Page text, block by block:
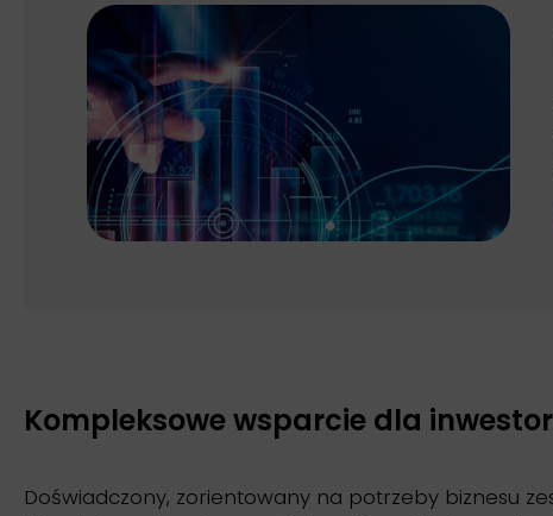
Kompleksowe wsparcie dla
Doświadczony, zorientowany na potrzeby biznesu